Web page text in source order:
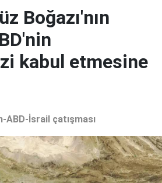
Boğazı'nın
kabul etmesine
ABD-İsrail çatışması